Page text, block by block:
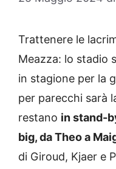
Trattenere le
Meazza: lo stadio
in stagione per la
per parecchi sarà
restano in stand-
big, da Theo a
di Giroud, Kjaer e